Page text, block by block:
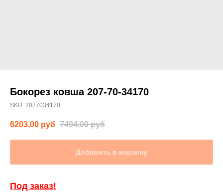
Бокорез ковша 207-70-34170
SKU: 2077034170
6203,00 руб 7494,00 руб
Добавить в корзину
Под заказ!